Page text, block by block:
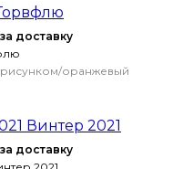
доставку
рисунком/оранжевый
доставку